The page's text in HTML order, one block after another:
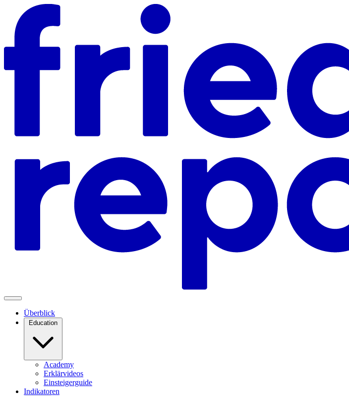
Überblick
Education
Academy
Erklärvideos
Einsteigerguide
Indikatoren